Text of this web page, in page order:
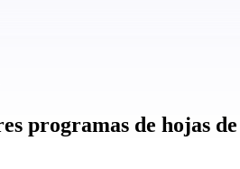
programas de hojas